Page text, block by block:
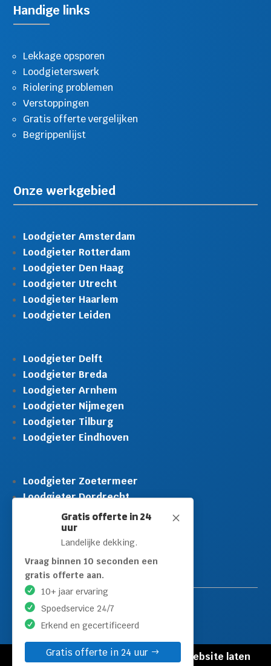
M
Gratis offerte in 24
uur
Landelijke dekking.
Vraag binnen 10 seconden een
gratis offerte aan.
10+ jaar ervaring
Spoedservice 24/7
Erkend en gecertificeerd
Gratis offerte in 24 uur
Handige links
Lekkage opsporen
Loodgieterswerk
Riolering problemen
Verstoppingen
Gratis offerte vergelijken
Begrippenlijst
Onze werkgebied
Loodgieter Amsterdam
Loodgieter Rotterdam
Loodgieter Den Haag
Loodgieter Utrecht
Loodgieter Haarlem
Loodgieter Leiden
Loodgieter Delft
Loodgieter Breda
Loodgieter Arnhem
Loodgieter Nijmegen
Loodgieter Tilburg
Loodgieter Eindhoven
Loodgieter Zoetermeer
Loodgieter Dordrecht
Loodgieter Rijswijk
Loodgieter Schiedam
Loodgieter Leidschendam
Loodgieter Hilversum
© Copyright Loodgieters Kwartier |
Website laten